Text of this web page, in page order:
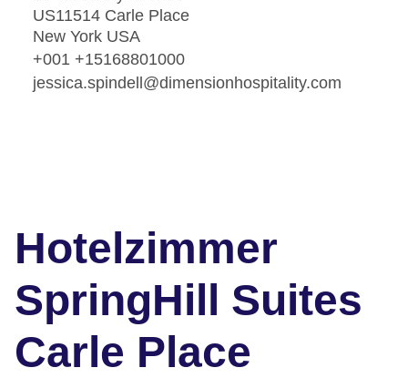
US11514 Carle Place
New York USA
+001 +15168801000
jessica.spindell@dimensionhospitality.com
Hotelzimmer
SpringHill Suites
Carle Place